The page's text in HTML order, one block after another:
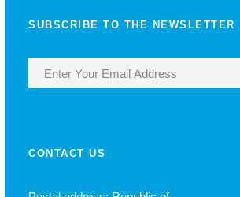
SUBSCRIBE TO THE NEWSLETTER
CONTACT US